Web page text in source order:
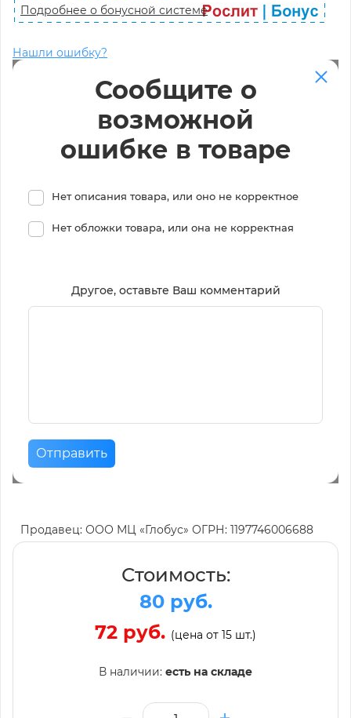
Подробнее о бонусной системе
Нашли ошибку?
Сообщите о
возможной
ошибке в товаре
Нет описания товара, или оно не корректное
Нет обложки товара, или она не корректная
Другое, оставьте Ваш комментарий
Отправить
Продавец: ООО МЦ «Глобус» ОГРН: 1197746006688
Стоимость:
80 руб.
72 руб. (цена от 15 шт.)
В наличии: есть на складе